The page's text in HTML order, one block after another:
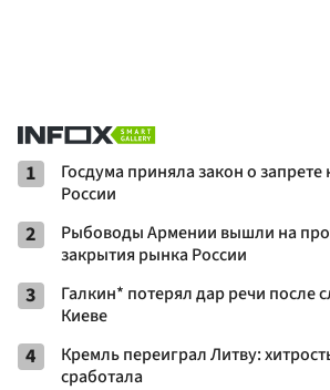
1
Госдума приняла закон о
России
2
Рыбоводы Армении вышли на
закрытия рынка России
3
Галкин* потерял дар речи после
Киеве
4
Кремль переиграл Литву:
сработала